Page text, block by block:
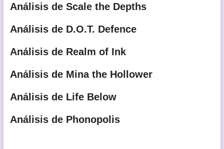
Análisis de Scale the Depths
Análisis de D.O.T. Defence
Análisis de Realm of Ink
Análisis de Mina the Hollower
Análisis de Life Below
Análisis de Phonopolis